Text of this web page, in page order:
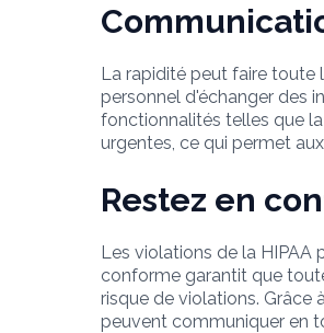
La rapidité peut faire toute
personnel d'échanger des
fonctionnalités telles que
urgentes, ce qui permet
Restez en
Les violations de la HIPAA
conforme garantit que
risque de violations. Grâce
peuvent communiquer en